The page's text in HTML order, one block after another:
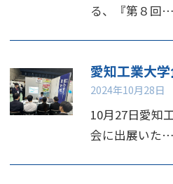
る、『第８回…
2024年10月28日
10月27日愛知
会に出展いた…